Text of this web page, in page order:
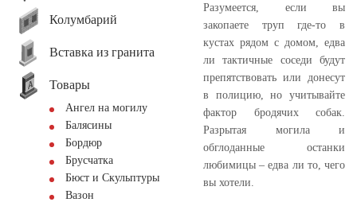
Колумбарий
Вставка из гранита
Товары
Ангел на могилу
Балясины
Бордюр
Брусчатка
Бюст и Скульптуры
Вазон
Разумеется, если вы
закопаете труп где-то в
кустах рядом с домом, едва
ли тактичные соседи будут
препятствовать или донесут
в полицию, но учитывайте
фактор бродячих собак.
Разрытая могила и
обглоданные останки
любимицы – едва ли то, чего
вы хотели.